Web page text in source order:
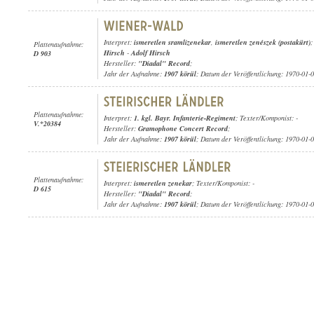
Plattenaufnahme:
D 903
Interpret: ismeretlen sramlizenekar, ismeretlen zenészek (postakürt);
Hirsch -Adolf Hirsch
Hersteller: "Diadal" Record;
Jahr der Aufnahme: 1907 körül; Datum der Veröffentlichung: 1970-01-
Plattenaufnahme:
V.*20384
Interpret: 1. kgl. Bayr. Infanterie-Regiment; Texter/Komponist: -
Hersteller: Gramophone Concert Record;
Jahr der Aufnahme: 1907 körül; Datum der Veröffentlichung: 1970-01-
Plattenaufnahme:
D 615
Interpret: ismeretlen zenekar; Texter/Komponist: -
Hersteller: "Diadal" Record;
Jahr der Aufnahme: 1907 körül; Datum der Veröffentlichung: 1970-01-